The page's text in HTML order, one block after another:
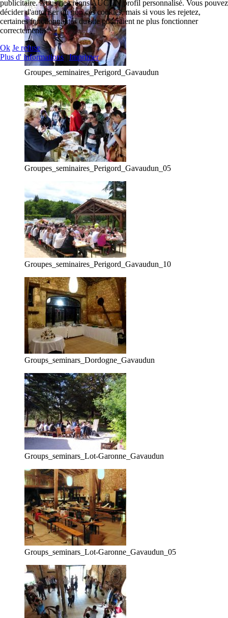
Groupes_seminaires_Perigord_Gavaudun
Groupes_seminaires_Perigord_Gavaudun_05
Groupes_seminaires_Perigord_Gavaudun_10
Groups_seminars_Dordogne_Gavaudun
Groups_seminars_Lot-Garonne_Gavaudun
Groups_seminars_Lot-Garonne_Gavaudun_05
publicitaire. Nous ne créons AUCUN profil personnalisé. Vous pouvez
décider d'autoriser ou non ces cookies, mais si vous les rejetez,
certaines fonctionnalités du site pourraient ne plus fonctionner
correctement.
Ok Je refuse
Plus d' informations|Imprimer